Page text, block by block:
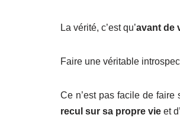
La vérité, c’est qu’avant de
Faire une véritable
Ce n’est pas facile de
recul sur sa propre vie et